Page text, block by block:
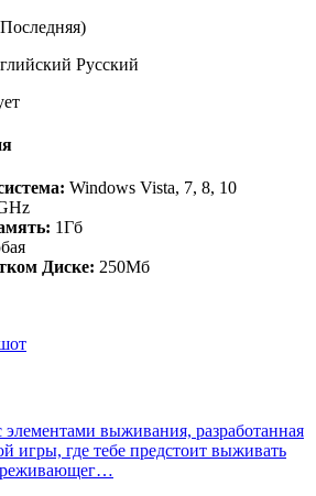
Русский
Windows Vista, 7, 8, 10
1Гб
Диске: 250Мб
элементами выживания, разработанная
игры, где тебе предстоит выживать